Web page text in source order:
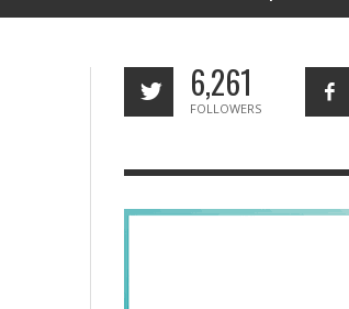
6,261
FOLLOWERS